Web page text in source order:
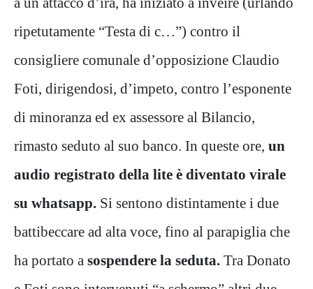
ripetutamente “Testa di c…”) contro il
consigliere comunale d’opposizione Claudio
Foti, dirigendosi, d’impeto, contro l’esponente
di minoranza ed ex assessore al Bilancio,
rimasto seduto al suo banco. In queste ore, un
audio registrato della lite è diventato virale
su whatsapp. Si sentono distintamente i due
battibeccare ad alta voce, fino al parapiglia che
ha portato a sospendere la seduta. Tra Donato